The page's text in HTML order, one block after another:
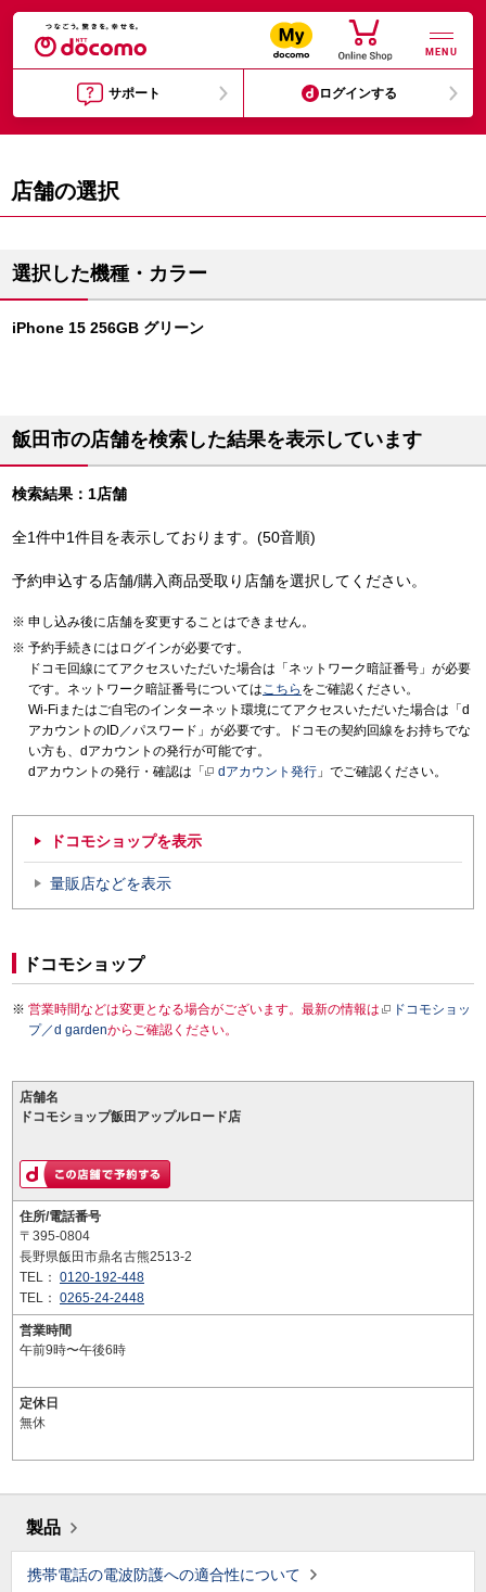
MENU
サポート ログインする
店舗の選択
選択した機種・カラー
iPhone 15 256GB グリーン
飯田市の店舗を検索した結果を表示しています
検索結果：1店舗
全1件中1件目を表示しております。(50音順)
予約申込する店舗/購入商品受取り店舗を選択してください。
申し込み後に店舗を変更することはできません。
予約手続きにはログインが必要です。
ドコモ回線にてアクセスいただいた場合は「ネットワーク暗証番号」が必要
です。ネットワーク暗証番号についてはこちら をご確認ください。
Wi-Fiまたはご自宅のインターネット環境にてアクセスいただいた場合は「d
アカウントのID／パスワード」が必要です。ドコモの契約回線をお持ちでな
い方も、dアカウントの発行が可能です。
dアカウントの発行・確認は「
dアカウント発行 」でご確認ください。
ドコモショップを表示
量販店などを表示
ドコモショップ
営業時間などは変更となる場合がございます。最新の情報は
ドコモショッ
プ／d gardenからご確認ください。
店舗名
ドコモショップ飯田アップルロード店
住所/電話番号
〒395-0804
長野県飯田市鼎名古熊2513-2
TEL： 0120-192-448
TEL： 0265-24-2448
営業時間
午前9時〜午後6時
定休日
無休
製品
携帯電話の電波防護への適合性について